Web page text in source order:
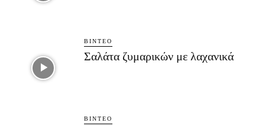
ΒΊΝΤΕΟ
Σαλάτα ζυμαρικών με λαχανικά
ΒΊΝΤΕΟ